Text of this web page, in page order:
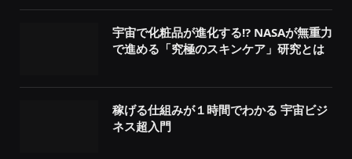
宇宙で化粧品が進化する!? NASAが無重力
で進める「究極のスキンケア」研究とは
稼げる仕組みが１時間でわかる 宇宙ビジ
ネス超入門